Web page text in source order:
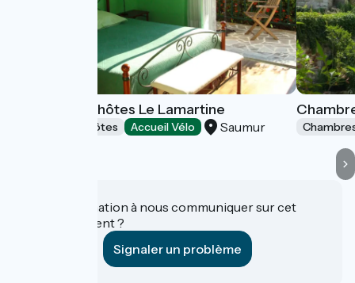
Chambres d'hôtes Le Lamartine
Chambres d'Hôtes Accueil Vélo Saumur
Une information à nous communiquer sur cet
établissement ?
Signaler un problème